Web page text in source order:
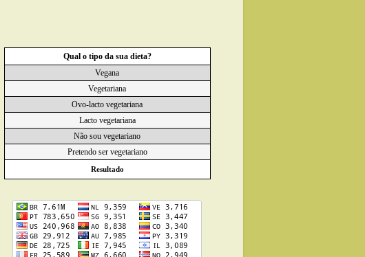
Qual o tipo da sua dieta?
Vegana
Vegetariana
Ovo-lacto vegetariana
Lacto vegetariana
Não sou vegetariano
Pretendo ser vegetariano
Resultado